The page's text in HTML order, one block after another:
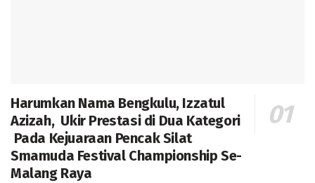
Harumkan Nama Bengkulu, Izzatul
Azizah, Ukir Prestasi di Dua Kategori
Pada Kejuaraan Pencak Silat
Smamuda Festival Championship Se-
Malang Raya